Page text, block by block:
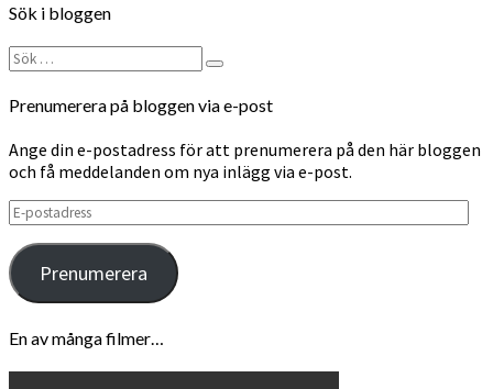
Sök i bloggen
Sök
efter:
Sök
Prenumerera på bloggen via e-post
Ange din e-postadress för att prenumerera på den här bloggen
och få meddelanden om nya inlägg via e-post.
E-
postadress
Prenumerera
En av många filmer…